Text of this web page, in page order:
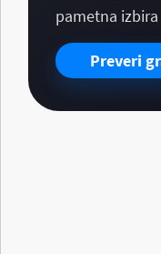
pametna
Preveri